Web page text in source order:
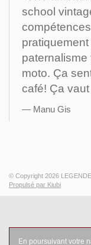
school
moto. Ça
café! Ça
Manu Gis
© Copyright 2026
Propulsé par Kiubi
En poursuivant votre